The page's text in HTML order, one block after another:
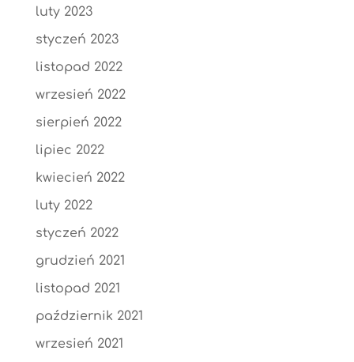
luty 2023
styczeń 2023
listopad 2022
wrzesień 2022
sierpień 2022
lipiec 2022
kwiecień 2022
luty 2022
styczeń 2022
grudzień 2021
listopad 2021
październik 2021
wrzesień 2021